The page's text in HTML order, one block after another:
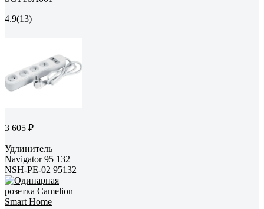
4.9(13)
3 605 ₽
Удлинитель
Navigator 95 132
NSH-PE-02 95132